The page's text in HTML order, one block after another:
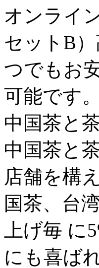
オンライ
セットB
つでもお
可能です
中国茶と
中国茶と
店舗を構
国茶、台
上げ毎
にも喜ば